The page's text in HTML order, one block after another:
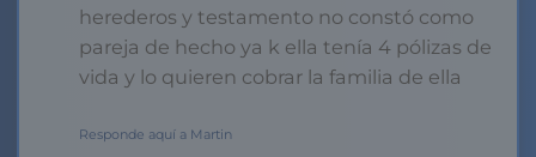
herederos y testamento no constó como
pareja de hecho ya k ella tenía 4 pólizas de
vida y lo quieren cobrar la familia de ella
Responde aquí a Martin